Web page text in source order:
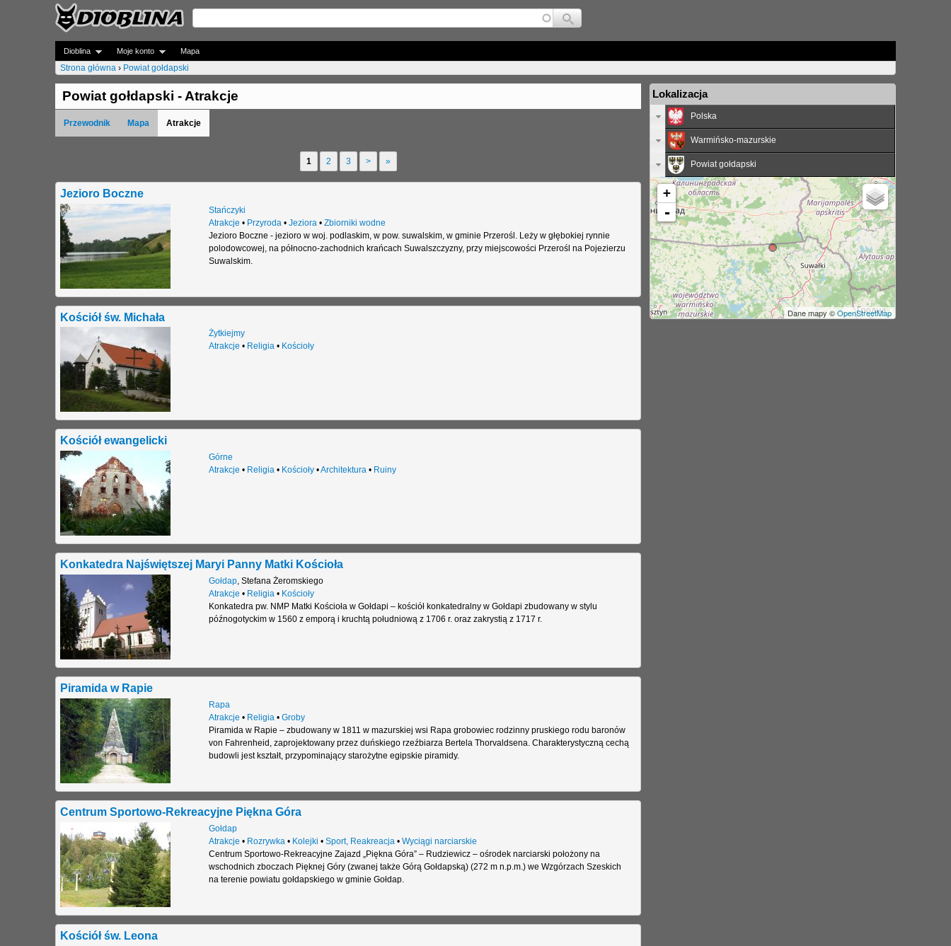
Jump to navigation
Dioblina Moje konto Mapa
J
e
s
ś
t
u
t
a
j
Strona główna › Powiat gołdapski
Powiat gołdapski - Atrakcje
Przewodnik Mapa Atrakcje
t
o
n
y
1 2 3 > »
Jezioro Boczne
Stańczyki
Atrakcje • Przyroda • Jeziora • Zbiorniki wodne
Jezioro Boczne - jezioro w woj. podlaskim, w pow. suwalskim, w gminie Przerośl. Leży w głębokiej rynnie
polodowcowej, na północno-zachodnich krańcach Suwalszczyzny, przy miejscowości Przerośl na Pojezierzu
Suwalskim.
Kościół św. Michała
Żytkiejmy
Atrakcje • Religia• Kościoły
Kościół ewangelicki
Górne
Atrakcje • Religia• Kościoły•Architektura• Ruiny
Konkatedra Najświętszej Maryi Panny Matki Kościoła
Gołdap, Stefana Żeromskiego
Atrakcje • Religia• Kościoły
Konkatedra pw. NMP Matki Kościoła w Gołdapi – kościół konkatedralny w Gołdapi zbudowany w stylu
późnogotyckim w 1560 z emporą i kruchtą południową z 1706 r. oraz zakrystią z 1717 r.
Piramida w Rapie
Rapa
Atrakcje • Religia• Groby
Piramida w Rapie – zbudowany w 1811 w mazurskiej wsi Rapa grobowiec rodzinny pruskiego rodu baronów
von Fahrenheid, zaprojektowany przez duńskiego rzeźbiarza Bertela Thorvaldsena. Charakterystyczną cechą
budowli jest kształt, przypominający starożytne egipskie piramidy.
Centrum Sportowo-Rekreacyjne Piękna Góra
Gołdap
Atrakcje • Rozrywka• Kolejki • Sport, Reakreacja• Wyciągi narciarskie
Centrum Sportowo-Rekreacyjne Zajazd „Piękna Góra” – Rudziewicz – ośrodek narciarski położony na
wschodnich zboczach Pięknej Góry (zwanej także Górą Gołdapską) (272 m n.p.m.) we Wzgórzach Szeskich
na terenie powiatu gołdapskiego w gminie Gołdap.
Kościół św. Leona
Lokalizacja
Polska
Warmińsko-mazurskie
Powiat gołdapski
+
-
Dane mapy ©OpenStreetMap